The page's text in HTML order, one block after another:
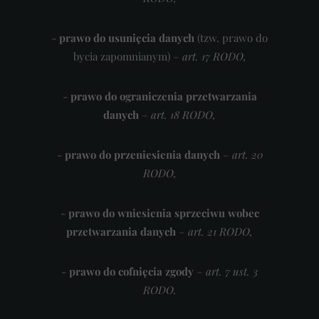
- prawo do usunięcia danych (tzw. prawo do
bycia zapomnianym) – art. 17 RODO,
- prawo do ograniczenia przetwarzania
danych – art. 18 RODO,
- prawo do przeniesienia danych – art. 20
RODO,
- prawo do wniesienia sprzeciwu wobec
przetwarzania danych – art. 21 RODO,
- prawo do cofnięcia zgody – art. 7 ust. 3
RODO.